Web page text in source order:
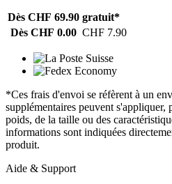
Dès CHF 69.90 gratuit*
Dès CHF 0.00 CHF 7.90
*Ces frais d'envoi se réfèrent à un
supplémentaires peuvent s'appliquer,
poids, de la taille ou des
informations sont indiquées
produit.
Aide & Support